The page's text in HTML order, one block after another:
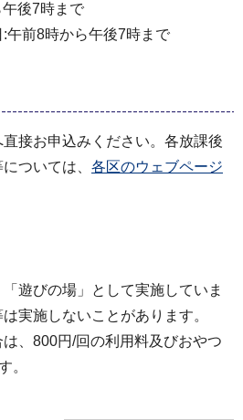
後7時まで
午前8時から午後7時まで
接お申込みください。各放課後
ついては、 各区のウェブページ
遊びの場」として実施していま
実施しないことがあります。
、800円/回の利⽤料及びおやつ
。